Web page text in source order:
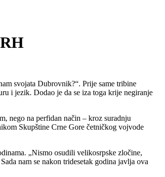
svojata Dubrovnik?“. Prije same tribine
i jezik. Dodao je da se iza toga krije negiranje
nego na perfidan način – kroz suradnju
Skupštine Crne Gore četničkog vojvode
„Nismo osudili velikosrpske zločine,
nam se nakon tridesetak godina javlja ova